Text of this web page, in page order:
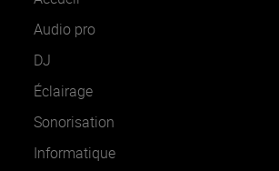
Audio pro
DJ
Éclairage
Sonorisation
Informatique